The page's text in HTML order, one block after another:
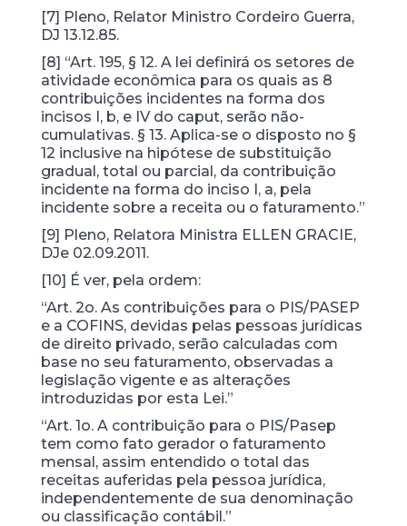
[7] Pleno, Relator Ministro Cordeiro Guerra,
DJ 13.12.85.
[8] “Art. 195, § 12. A lei definirá os setores de
atividade econômica para os quais as 8
contribuições incidentes na forma dos
incisos I, b, e IV do caput, serão não-
cumulativas. § 13. Aplica-se o disposto no §
12 inclusive na hipótese de substituição
gradual, total ou parcial, da contribuição
incidente na forma do inciso I, a, pela
incidente sobre a receita ou o faturamento.”
[9] Pleno, Relatora Ministra ELLEN GRACIE,
DJe 02.09.2011.
[10] É ver, pela ordem:
“Art. 2o. As contribuições para o PIS/PASEP
e a COFINS, devidas pelas pessoas jurídicas
de direito privado, serão calculadas com
base no seu faturamento, observadas a
legislação vigente e as alterações
introduzidas por esta Lei.”
“Art. 1o. A contribuição para o PIS/Pasep
tem como fato gerador o faturamento
mensal, assim entendido o total das
receitas auferidas pela pessoa jurídica,
independentemente de sua denominação
ou classificação contábil.”